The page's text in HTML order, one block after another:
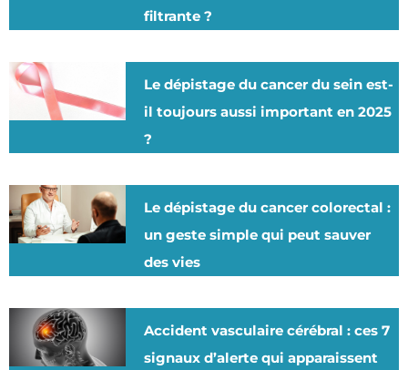
filtrante ?
Le dépistage du cancer du sein est-
il toujours aussi important en 2025
?
Le dépistage du cancer colorectal :
un geste simple qui peut sauver
des vies
Accident vasculaire cérébral : ces 7
signaux d’alerte qui apparaissent